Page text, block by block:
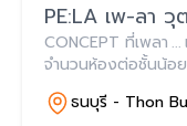
PE:LA เพ-ลา
CONCEPT ที่เพลา
จำนวนห้องต่อชั้นน้อย
การอยู่อาศัย
ธนบุรี - Thon